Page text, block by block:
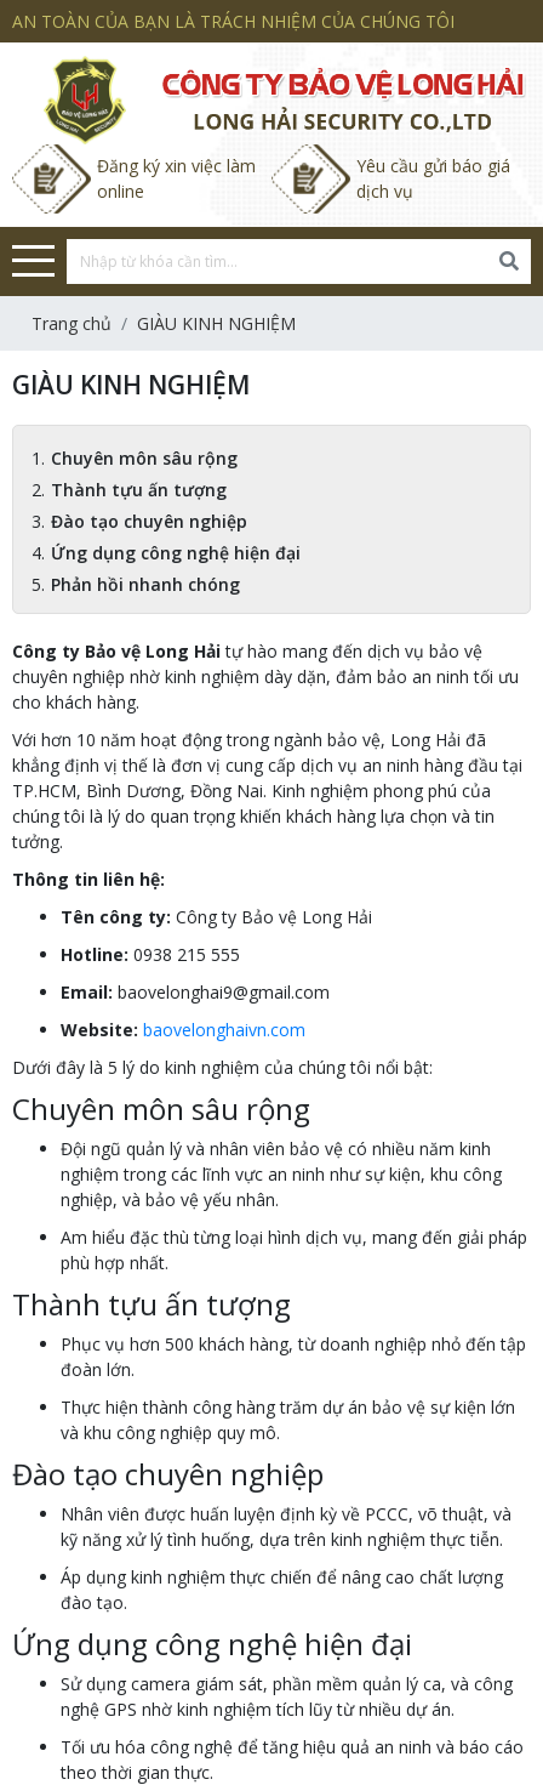
AN TOÀN CỦA BẠN LÀ TRÁCH NHIỆM CỦA CHÚNG TÔI
Đăng ký xin việc làm
online
Yêu cầu gửi báo giá
dịch vụ
Trang chủ GIÀU KINH NGHIỆM
GIÀU KINH NGHIỆM
Chuyên môn sâu rộng
Thành tựu ấn tượng
Đào tạo chuyên nghiệp
Ứng dụng công nghệ hiện đại
Phản hồi nhanh chóng
Công ty Bảo vệ Long Hảitự hào mang đến dịch vụ bảo vệ
chuyên nghiệp nhờ kinh nghiệm dày dặn, đảm bảo an ninh tối ưu
cho khách hàng.
Với hơn 10 năm hoạt động trong ngành bảo vệ, Long Hải đã
khẳng định vị thế là đơn vị cung cấp dịch vụ an ninh hàng đầu tại
TP.HCM, Bình Dương, Đồng Nai. Kinh nghiệm phong phú của
chúng tôi là lý do quan trọng khiến khách hàng lựa chọn và tin
tưởng.
Thông tin liên hệ:
Tên công ty: Công ty Bảo vệ Long Hải
Hotline: 0938 215 555
Email: baovelonghai9@gmail.com
Website: baovelonghaivn.com
Dưới đây là 5 lý do kinh nghiệm của chúng tôi nổi bật:
Chuyên môn sâu rộng
Đội ngũ quản lý và nhân viên bảo vệ có nhiều năm kinh
nghiệm trong các lĩnh vực an ninh như sự kiện, khu công
nghiệp, và bảo vệ yếu nhân.
Am hiểu đặc thù từng loại hình dịch vụ, mang đến giải pháp
phù hợp nhất.
Thành tựu ấn tượng
Phục vụ hơn 500 khách hàng, từ doanh nghiệp nhỏ đến tập
đoàn lớn.
Thực hiện thành công hàng trăm dự án bảo vệ sự kiện lớn
và khu công nghiệp quy mô.
Đào tạo chuyên nghiệp
Nhân viên được huấn luyện định kỳ về PCCC, võ thuật, và
kỹ năng xử lý tình huống, dựa trên kinh nghiệm thực tiễn.
Áp dụng kinh nghiệm thực chiến để nâng cao chất lượng
đào tạo.
Ứng dụng công nghệ hiện đại
Sử dụng camera giám sát, phần mềm quản lý ca, và công
nghệ GPS nhờ kinh nghiệm tích lũy từ nhiều dự án.
Tối ưu hóa công nghệ để tăng hiệu quả an ninh và báo cáo
theo thời gian thực.